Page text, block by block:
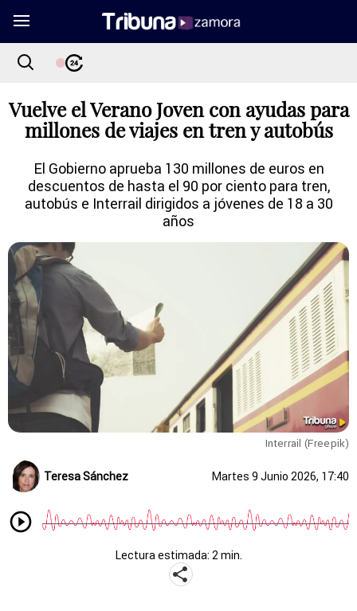
Vuelve el Verano Joven con ayudas para
millones de viajes en tren y autobús
El Gobierno aprueba 130 millones de euros en
descuentos de hasta el 90 por ciento para tren,
autobús e Interrail dirigidos a jóvenes de 18 a 30
años
Interrail (Freepik)
Teresa Sánchez Martes 9 Junio 2026, 17:40
Lectura estimada: 2 min.